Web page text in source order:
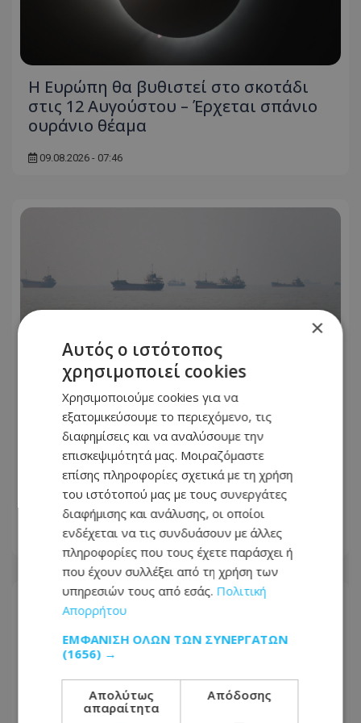
Η Ευρώπη θα βυθιστεί στο σκοτάδι
στις 12 Αυγούστου – Έρχεται σπάνιο
ουράνιο θέαμα
09.08.2026 - 07:46
Όροι-«φωτιά» από το Ιράν για το
άνοιγμα των Στενών του Ορμούζ:
Επαναφέρει την αξίωση για
αποζημιώσεις, άρση κυρώσεων και
αποχώρηση των ΗΠΑ
08.08.2026 - 21:02
×
Αυτός ο ιστότοπος
χρησιμοποιεί cookies
Χρησιμοποιούμε cookies για να
εξατομικεύσουμε το περιεχόμενο, τις
διαφημίσεις και να αναλύσουμε την
επισκεψιμότητά μας. Μοιραζόμαστε
επίσης πληροφορίες σχετικά με τη χρήση
του ιστότοπού μας με τους συνεργάτες
διαφήμισης και ανάλυσης, οι οποίοι
ενδέχεται να τις συνδυάσουν με άλλες
πληροφορίες που τους έχετε παράσχει ή
που έχουν συλλέξει από τη χρήση των
υπηρεσιών τους από εσάς. Πολιτική
Απορρήτου
ΕΜΦΆΝΙΣΗ ΌΛΩΝ ΤΩΝ ΣΥΝΕΡΓΑΤΏΝ
(1656) →
Απολύτως
απαραίτητα
Απόδοσης